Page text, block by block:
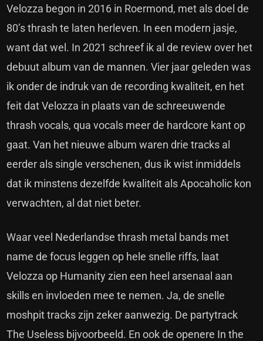
Velozza begon in 2016 in Roermond, met als doel de
80’s thrash te laten herleven. In een modern jasje,
want dat wel. In 2021 schreef ik al de review over het
debuut album van de mannen. Vier jaar geleden was
ik onder de indruk van de recording kwaliteit, en het
feit dat Velozza in plaats van de schreeuwende
thrash vocals, qua vocals meer de hardcore kant op
gaat. Van het nieuwe album waren drie tracks al
eerder als single verschenen, dus ik wist inmiddels
dat ik minstens dezelfde kwaliteit alsApocaholic kon
verwachten, al dat niet beter.
Waar veel Nederlandse thrash metal bands met
name de focus leggen op hele snelle riffs, laat
Velozza op Humanity zien een heel arsenaal aan
skills en invloeden mee te nemen. Ja, de snelle
moshpit tracks zijn zeker aanwezig. De partytrack
The Useless bijvoorbeeld. En ook de openere In the